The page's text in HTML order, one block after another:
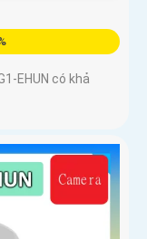
EHUN có khả